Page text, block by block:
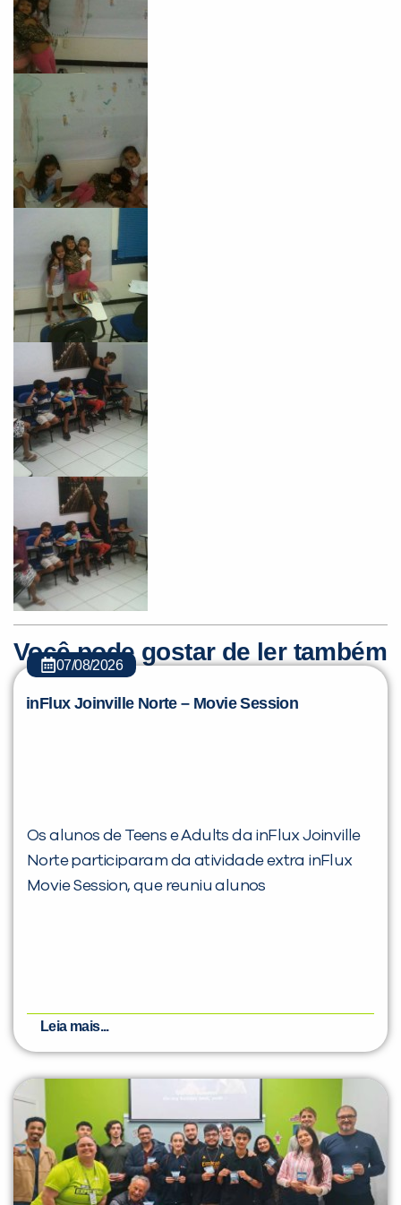
Você pode gostar de ler também
07/08/2026
inFlux Joinville Norte – Movie Session
Os alunos de Teens e Adults da inFlux Joinville
Norte participaram da atividade extra inFlux
Movie Session, que reuniu alunos
Leia mais...
Você é aluno inFlux?
Sim
VOLTAR